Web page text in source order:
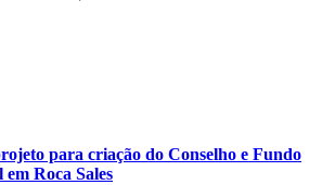
para criação do Conselho e Fundo
Roca Sales